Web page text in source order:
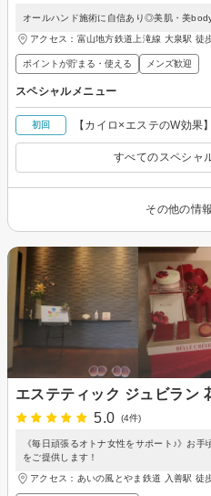
オールハンド施術に自信あり◎美肌・美
アクセス：富山地方鉄道上滝線 大泉駅 徒
ポイントが貯まる・使える メンズ歓迎
スペシャルメニュー
初回 【カイロ×エステのW効
すべてのスペシャ
その他の情
エステティック ジュビラン
5.0
(4件)
《毎日頑張るオトナ女性をサポート♪》お
をご提供します！
アクセス：あいの風とやま鉄道 入善駅 徒